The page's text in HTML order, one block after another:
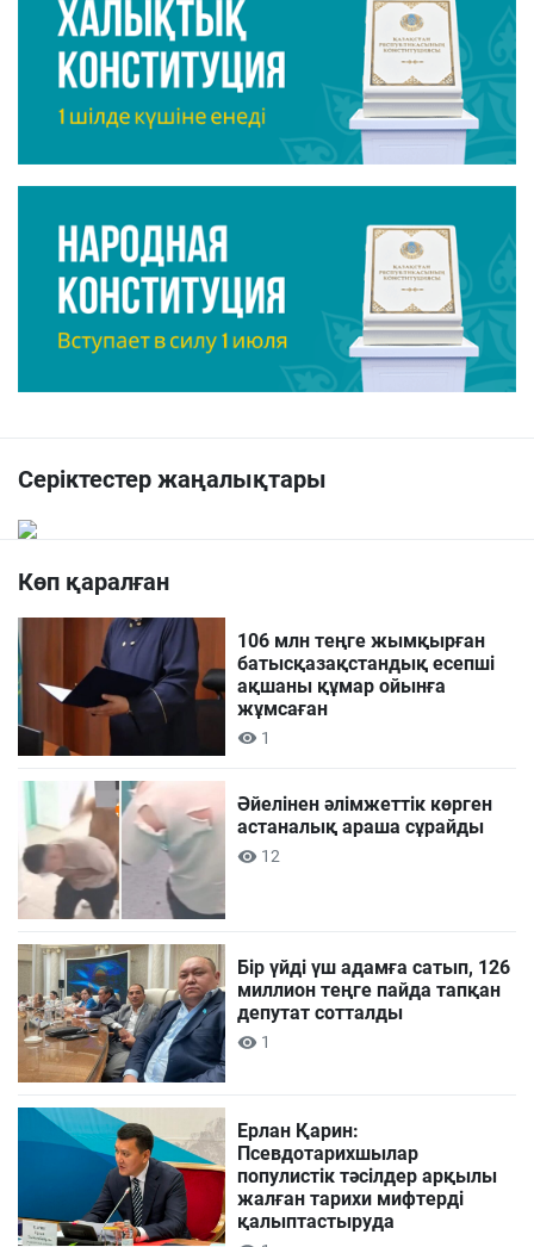
Серіктестер жаңалықтары
Көп қаралған
106 млн теңге жымқырған
батысқазақстандық есепші
ақшаны құмар ойынға
жұмсаған
1
Әйелінен әлімжеттік көрген
астаналық араша сұрайды
12
Бір үйді үш адамға сатып, 126
миллион теңге пайда тапқан
депутат сотталды
1
Ерлан Қарин:
Псевдотарихшылар
популистік тәсілдер арқылы
жалған тарихи мифтерді
қалыптастыруда